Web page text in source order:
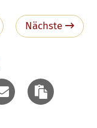
Nächste